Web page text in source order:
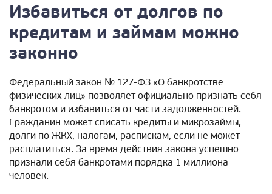
Избавиться от долгов по
кредитам и займам можно
законно
Федеральный закон № 127-ФЗ «О банкротстве
физических лиц» позволяет официально признать себя
банкротом и избавиться от части задолженностей.
Гражданин может списать кредиты и микрозаймы,
долги по ЖКХ, налогам, распискам, если не может
расплатиться. За время действия закона успешно
признали себя банкротами порядка 1 миллиона
человек.